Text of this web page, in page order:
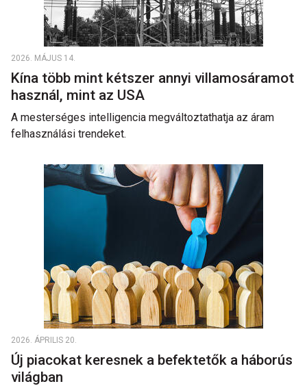
2026. MÁJUS 14.
Kína több mint kétszer annyi villamosáramot
használ, mint az USA
A mesterséges intelligencia megváltoztathatja az áram
felhasználási trendeket.
2026. ÁPRILIS 20.
Új piacokat keresnek a befektetők a háborús
világban